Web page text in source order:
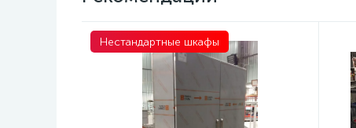
Нестандартные шкафы